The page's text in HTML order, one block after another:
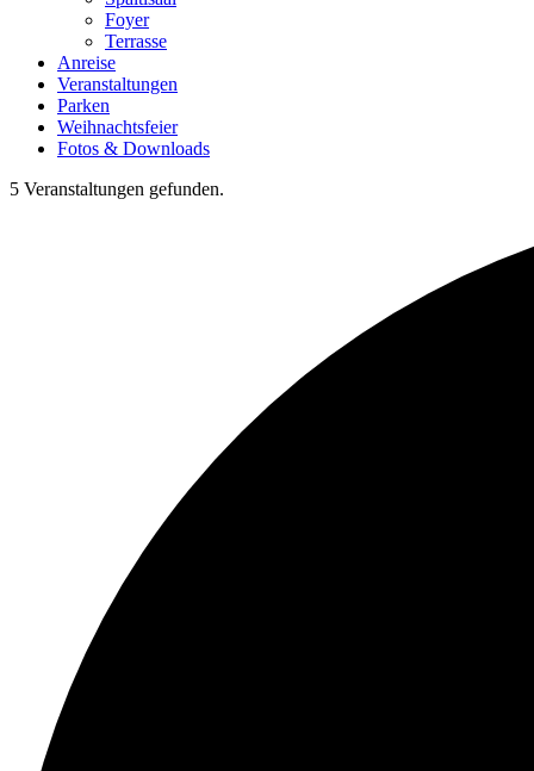
Foyer
Terrasse
Anreise
Veranstaltungen
Parken
Weihnachtsfeier
Fotos & Downloads
5 Veranstaltungen gefunden.